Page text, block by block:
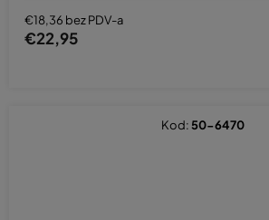
€18,36 bez PDV-a
€22,95
Kod: 50-6470